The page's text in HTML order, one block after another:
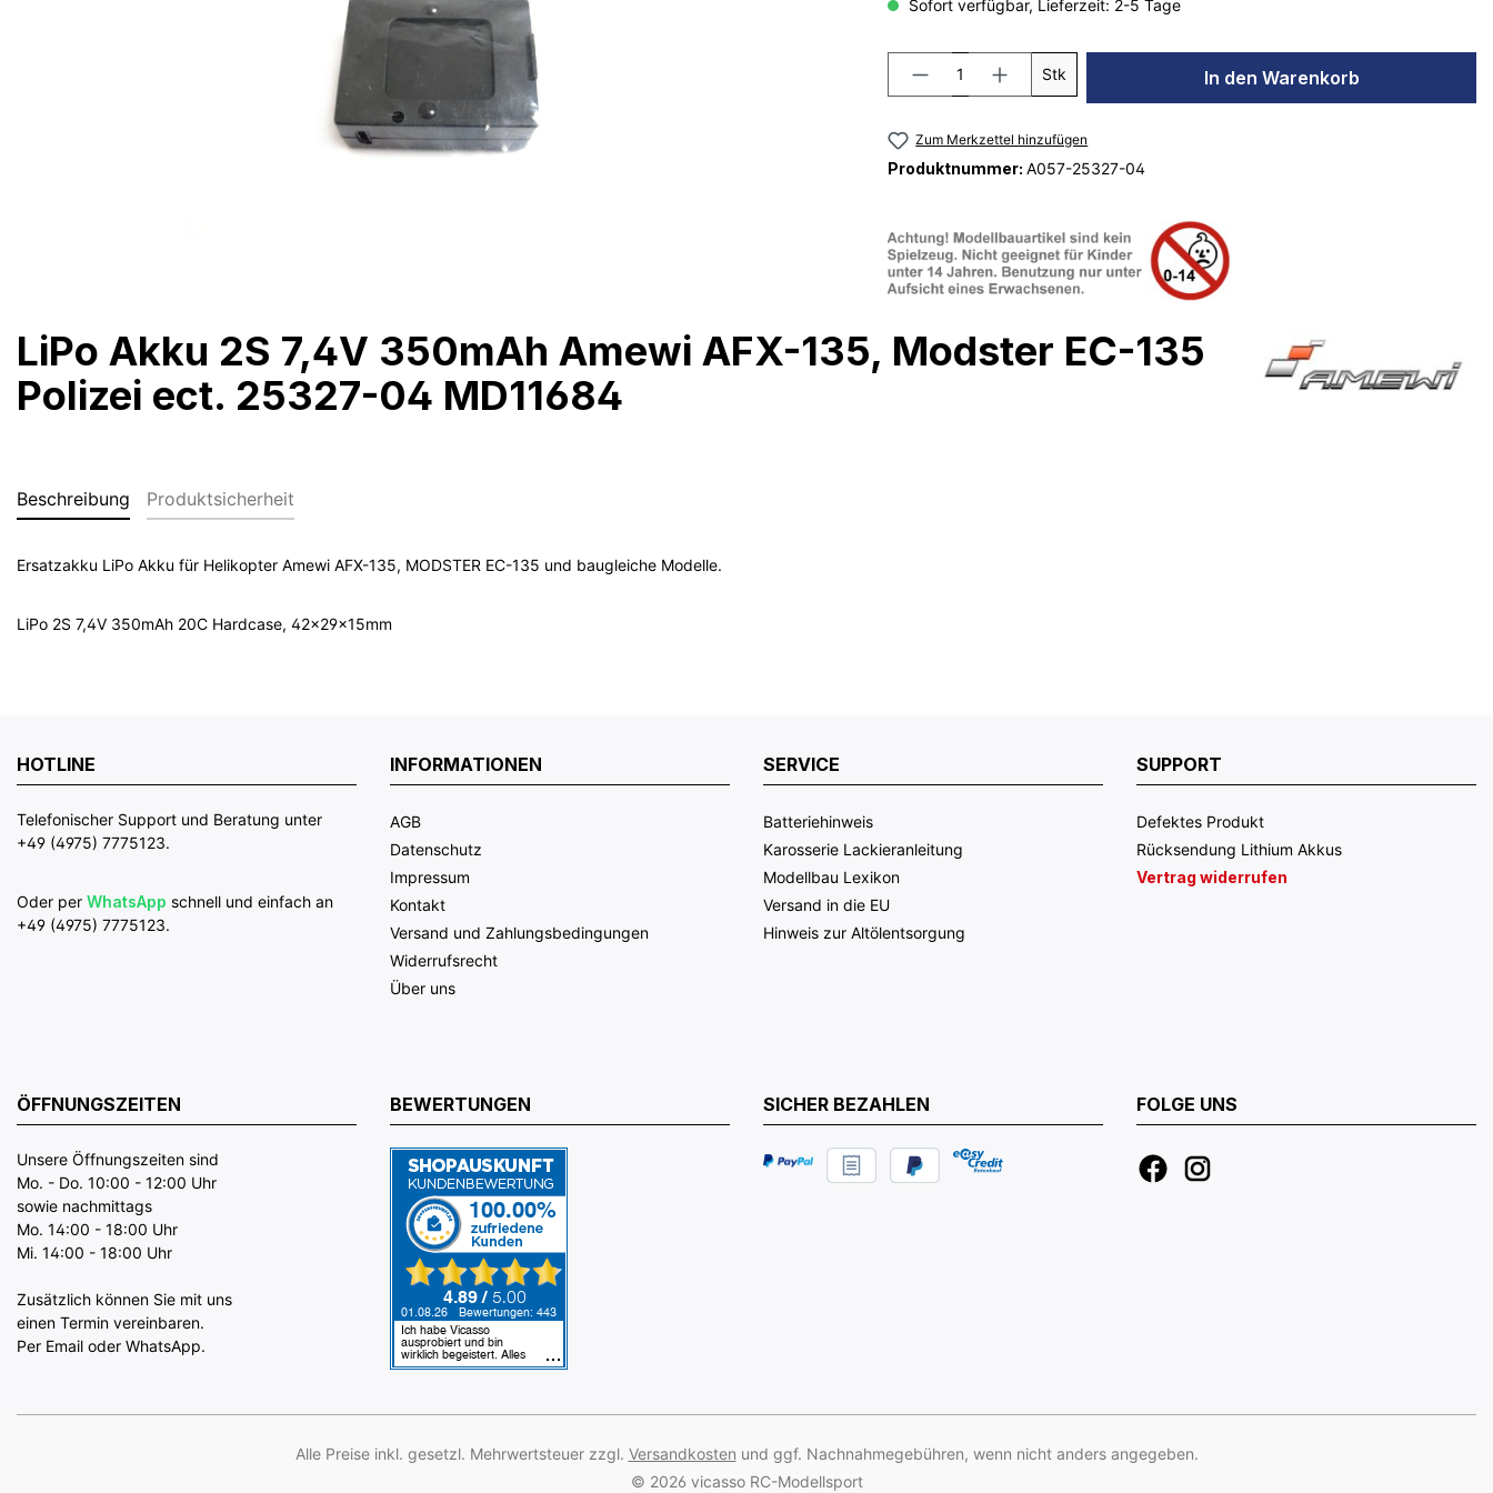
Sofort verfügbar, Lieferzeit: 2-5 Tage
Stk In den Warenkorb
Zum Merkzettel hinzufügen
Produktnummer: A057-25327-04
LiPo Akku 2S 7,4V 350mAh Amewi AFX-135, Modster EC-135
Polizei ect. 25327-04 MD11684
Beschreibung Produktsicherheit
Ersatzakku LiPo Akku für Helikopter Amewi AFX-135, MODSTER EC-135 und baugleiche Modelle.
LiPo 2S 7,4V 350mAh 20C Hardcase, 42x29x15mm
HOTLINE
Telefonischer Support und Beratung unter
+49 (4975) 7775123.
Oder per WhatsApp schnell und einfach an
+49 (4975) 7775123.
INFORMATIONEN
AGB
Datenschutz
Impressum
Kontakt
Versand und Zahlungsbedingungen
Widerrufsrecht
Über uns
SERVICE
Batteriehinweis
Karosserie Lackieranleitung
Modellbau Lexikon
Versand in die EU
Hinweis zur Altölentsorgung
SUPPORT
Defektes Produkt
Rücksendung Lithium Akkus
Vertrag widerrufen
ÖFFNUNGSZEITEN
Unsere Öffnungszeiten sind
Mo. - Do. 10:00 - 12:00 Uhr
sowie nachmittags
Mo. 14:00 - 18:00 Uhr
Mi. 14:00 - 18:00 Uhr
Zusätzlich können Sie mit uns
einen Termin vereinbaren.
Per Email oder WhatsApp.
BEWERTUNGEN SICHER BEZAHLEN FOLGE UNS
Alle Preise inkl. gesetzl. Mehrwertsteuer zzgl. Versandkosten und ggf. Nachnahmegebühren, wenn nicht anders angegeben.
© 2026 vicasso RC-Modellsport